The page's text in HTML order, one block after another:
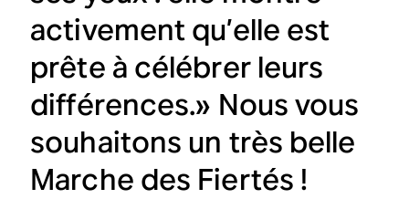
activement qu’elle est
prête à célébrer leurs
différences.» Nous vous
souhaitons un très belle
Marche des Fiertés !